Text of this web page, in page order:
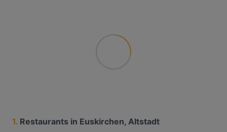
1. Restaurants in Euskirchen, Altstadt